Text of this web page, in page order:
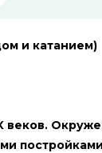
и катанием)
веков.